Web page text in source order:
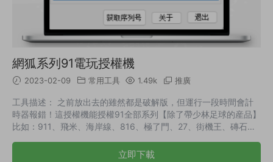
網狐系列91電玩授權機
2023-02-09 常用工具 1.49k 推廣
工具描述： 之前放出去的雖然都是破解版，但運行一段時間會計
時器報錯！這授權機能授權91全部系列【除了帶少林足球的産品】
比如：911、飛米、海岸線、816、極了門、27、街機王、磚石、
迪、大爆炸、榮耀聯盟、728、等等 還是很劃算，至少接單不會運
立即下載